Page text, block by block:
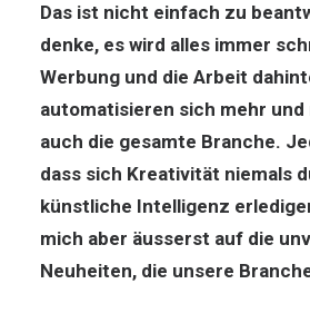
Das ist nicht einfach zu
denke, es wird alles immer
Werbung und die Arbeit
automatisieren sich mehr
auch die gesamte Branche.
dass sich Kreativität niemals
künstliche Intelligenz
mich aber äusserst auf die
Neuheiten, die unsere